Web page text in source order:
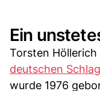
Ein
Torsten
deutschen
wurde 1976